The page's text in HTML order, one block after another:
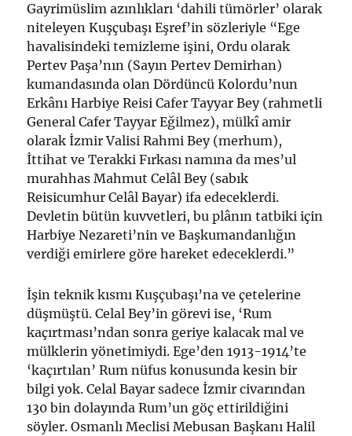
Gayrimüslim azınlıkları ‘dahili tümörler’ olarak
niteleyen Kuşçubaşı Eşref’in sözleriyle “Ege
havalisindeki temizleme işini, Ordu olarak
Pertev Paşa’nın (Sayın Pertev Demirhan)
kumandasında olan Dördüncü Kolordu’nun
Erkânı Harbiye Reisi Cafer Tayyar Bey (rahmetli
General Cafer Tayyar Eğilmez), mülkî amir
olarak İzmir Valisi Rahmi Bey (merhum),
İttihat ve Terakki Fırkası namına da mes’ul
murahhas Mahmut Celâl Bey (sabık
Reisicumhur Celâl Bayar) ifa edeceklerdi.
Devletin bütün kuvvetleri, bu plânın tatbiki için
Harbiye Nezareti’nin ve Başkumandanlığın
verdiği emirlere göre hareket edeceklerdi.”
İşin teknik kısmı Kuşçubaşı’na ve çetelerine
düşmüştü. Celal Bey’in görevi ise, ‘Rum
kaçırtması’ndan sonra geriye kalacak mal ve
mülklerin yönetimiydi. Ege’den 1913-1914’te
‘kaçırtılan’ Rum nüfus konusunda kesin bir
bilgi yok. Celal Bayar sadece İzmir civarından
130 bin dolayında Rum’un göç ettirildiğini
söyler. Osmanlı Meclisi Mebusan Başkanı Halil